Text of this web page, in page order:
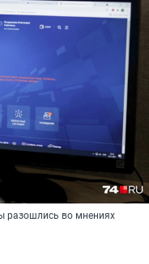
разошлись во мнениях